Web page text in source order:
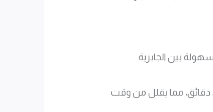
بين الجابرية
دقائق، مما يقلل من وقت